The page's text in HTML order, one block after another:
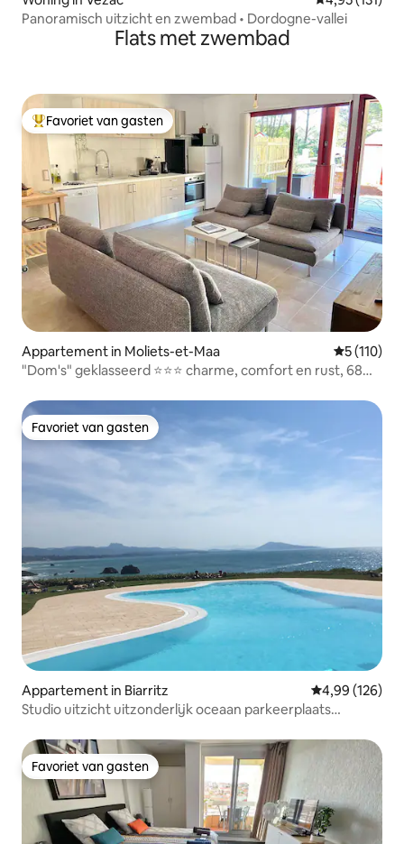
Panoramisch uitzicht en zwembad • Dordogne-vallei
Flats met zwembad
Topfavoriet van gasten
Favoriet van gasten
Appartement in Moliets-et-Maa
5 (110)
"Dom's" geklasseerd ⭐️⭐️⭐️ charme, comfort en rust, 68
Favoriet van gasten
Favoriet van gasten
Appartement in Biarritz Gemiddelde
4,99 (126)
Studio uitzicht uitzonderlijk oceaan parkeerplaats
Favoriet van gasten
Favoriet van gasten